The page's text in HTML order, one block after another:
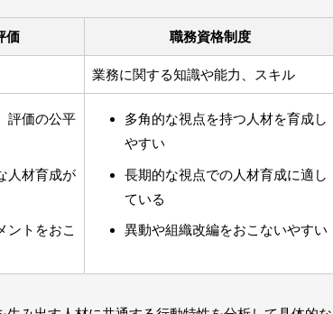
価 職務資格制度
業務に関する知識や能力、スキル
評価の公平
人材育成が
ントをおこ
多角的な視点を持つ人材を育成し
やすい
長期的な視点での人材育成に適し
ている
異動や組織改編をおこないやすい